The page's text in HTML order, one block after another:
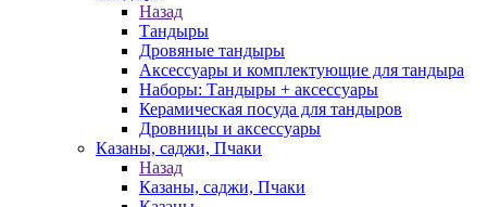
Назад
Тандыры
Дровяные тандыры
Аксессуары и комплектующие для тандыра
Наборы: Тандыры + аксессуары
Керамическая посуда для тандыров
Дровницы и аксессуары
Казаны, саджи, Пчаки
Назад
Казаны, саджи, Пчаки